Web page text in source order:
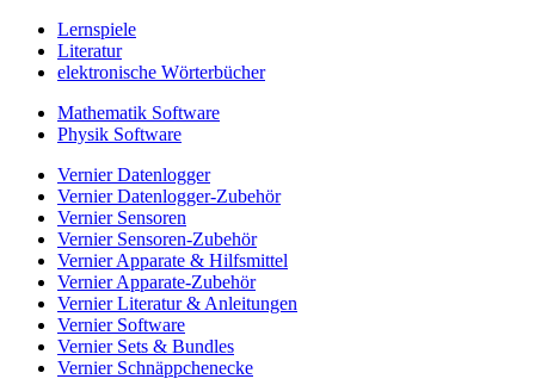
Lernspiele
Literatur
elektronische Wörterbücher
Mathematik Software
Physik Software
Vernier Datenlogger
Vernier Datenlogger-Zubehör
Vernier Sensoren
Vernier Sensoren-Zubehör
Vernier Apparate & Hilfsmittel
Vernier Apparate-Zubehör
Vernier Literatur & Anleitungen
Vernier Software
Vernier Sets & Bundles
Vernier Schnäppchenecke